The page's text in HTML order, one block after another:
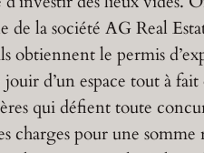
de la société AG Real
obtiennent le permis
jouir d’un espace tout à
qui défient toute
charges pour une